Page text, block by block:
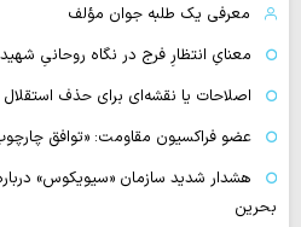
معرفی یک طلبه جوان مؤلف
معنایِ انتظارِ فرج در نگاه روحانیِ
اصلاحات یا نقشه‌ای برای حذف استقلال ایران؟
عضو فراکسیون مقاومت: «توافق
هشدار شدید سازمان «سیویکوس»
بحرین